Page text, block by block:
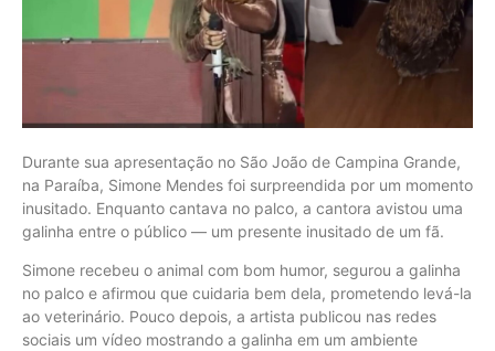
Durante sua apresentação no São João de Campina Grande,
na Paraíba, Simone Mendes foi surpreendida por um momento
inusitado. Enquanto cantava no palco, a cantora avistou uma
galinha entre o público — um presente inusitado de um fã.
Simone recebeu o animal com bom humor, segurou a galinha
no palco e afirmou que cuidaria bem dela, prometendo levá-la
ao veterinário. Pouco depois, a artista publicou nas redes
sociais um vídeo mostrando a galinha em um ambiente